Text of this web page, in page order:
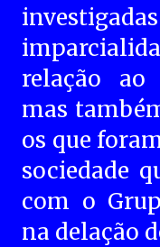
relação ao
mas
os que
sociedade
com o
na delação